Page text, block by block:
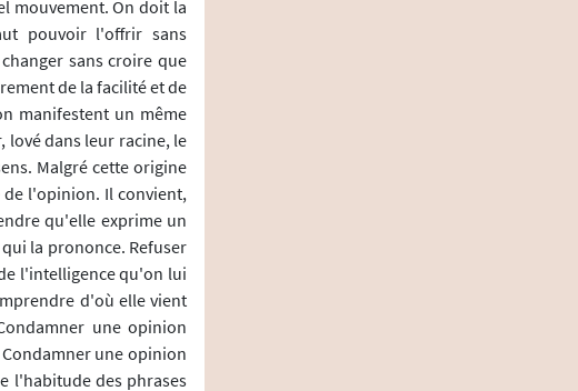
mouvement. On doit la
pouvoir l'offrir sans
sans croire que
de la facilité et de
manifestent un même
lové dans leur racine, le
Malgré cette origine
de l'opinion. Il convient,
qu'elle exprime un
la prononce. Refuser
l'intelligence qu'on lui
d'où elle vient
une opinion
une opinion
l'habitude des phrases